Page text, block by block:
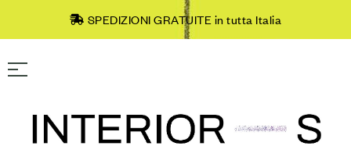
SPEDIZIONI GRATUITE in tutta Italia